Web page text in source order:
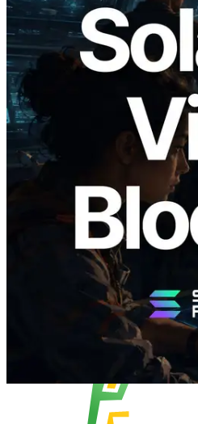
2026.05.24
Validators Solutions
Analyzer — Trực quan
block và validator
slot
Đọc bài viết này